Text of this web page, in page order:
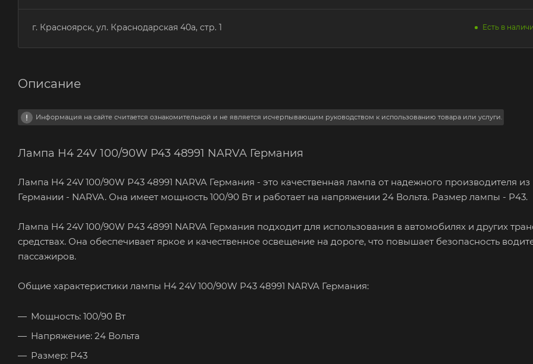
г. Красноярск, ул. Краснодарская 40а, стр. 1 Есть в
Описание
Информация на сайте считается ознакомительной и не является исчерпывающим руководством к использованию товара или услуги.
Лампа H4 24V 100/90W Р43 48991 NARVA Германия
Лампа H4 24V 100/90W Р43 48991 NARVA Германия - это качественная лампа от надежного производителя из
Германии - NARVA. Она имеет мощность 100/90 Вт и работает на напряжении 24 Вольта. Размер лампы - Р43.
Лампа H4 24V 100/90W Р43 48991 NARVA Германия подходит для использования в автомобилях и других
средствах. Она обеспечивает яркое и качественное освещение на дороге, что повышает безопасность
пассажиров.
Общие характеристики лампы H4 24V 100/90W Р43 48991 NARVA Германия:
Мощность: 100/90 Вт
Напряжение: 24 Вольта
Размер: Р43